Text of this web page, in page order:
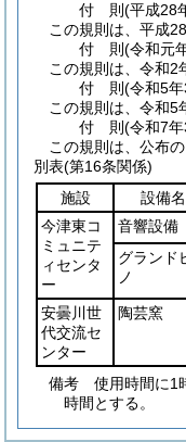
付 則(平成28
この規則は、平成
付 則(令和元
この規則は、令和2
付 則(令和5
この規則は、令和5
付 則(令和7
この規則は、公布
別表(第16条関係)
施設
設備名
今津東コ
ミュニテ
ィセンタ
ー
音響設備
グランド
ノ
安曇川世
代交流セ
ンター
陶芸窯
備考 使用時間に1
時間とする。